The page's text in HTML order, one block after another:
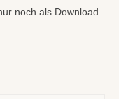
noch als Download